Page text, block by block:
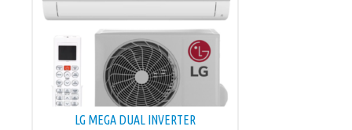
LG MEGA DUAL INVERTER